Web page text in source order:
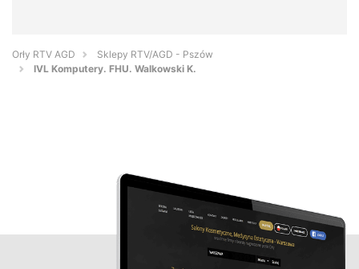
Orły RTV AGD
Sklepy RTV/AGD - Pszów
IVL Komputery. FHU. Walkowski K.